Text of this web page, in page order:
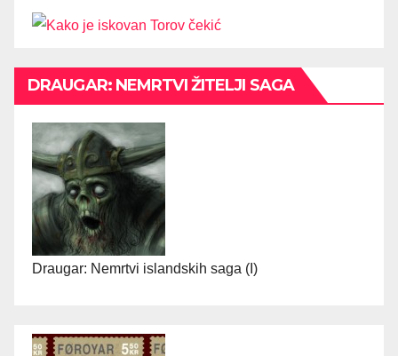
DRAUGAR: NEMRTVI ŽITELJI SAGA
Draugar: Nemrtvi islandskih saga (I)